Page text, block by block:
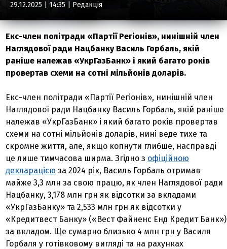
29.12.2025 | 14:35 | Редакція
Екс-член політради «Партії Регіонів», нинішній член
Наглядової ради Нацбанку Василь Горбаль, якій
раніше належав «УкрГазБанк» і який багато років
провертав схеми на сотні мільйонів доларів.
Екс-член політради «Партії Регіонів», нинішній член
Наглядової ради Нацбанку Василь Горбаль, якій раніше
належав «УкрГазБанк» і який багато років провертав
схеми на сотні мільйонів доларів, нині веде тихе та
скромне життя, але, якщо копнути глибше, насправді
це лише тимчасова ширма. Згідно з офіційною
декларацією за 2024 рік, Василь Горбаль отримав
майже 3,3 млн за свою працю, як член Наглядової ради
Нацбанку, 3,178 млн грн як відсотки за вкладами
«УкрГазБанку» та 2,533 млн грн як відсотки у
«Кредитвест Банку» («Вест Файненс Енд Кредит Банк»)
за вкладом. Ще сумарно близько 4 млн грн у Василя
Горбаля у готівковому вигляді та на рахунках